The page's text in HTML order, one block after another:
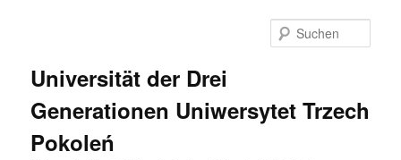
Universität der Drei
Generationen Uniwersytet Trzech
Pokoleń